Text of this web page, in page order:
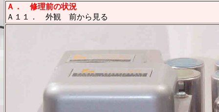
Ａ．
修理前の状況
Ａ１１． 外観 前から見る